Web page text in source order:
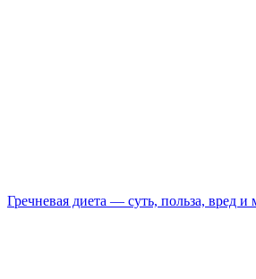
Гречневая диета — суть, польза, вред